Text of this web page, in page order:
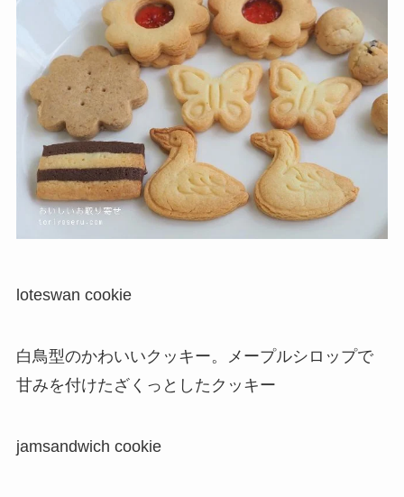
loteswan cookie
白鳥型のかわいいクッキー。メープルシロップで
甘みを付けたざくっとしたクッキー
jamsandwich cookie